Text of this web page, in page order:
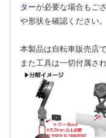
ターが必要な場合もご
や形状を確認ください。
本製品は自転車販売店
また工具は一切付属され